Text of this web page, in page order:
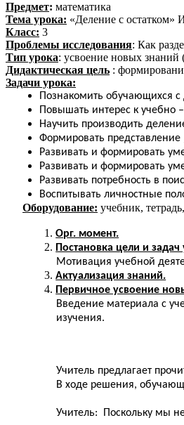
Предмет: математика
Тема урока: «Деление с
Класс: 3
Проблемы исследования: Как
Тип урока: усвоение новых знаний
Дидактическая цель :
Задачи урока:
Познакомить обучающихся с
Повышать интерес к учебно
Научить производить
Формировать
Развивать и формировать
Развивать и формировать
Развивать потребность в
Воспитывать личностные
Оборудование: учебник,
Орг. момент.
Постановка цели и задач
Мотивация учебной
Актуализация знаний.
Первичное усвоение
Введение материала с
изучения.
Учитель предлагает
В ходе решения,
Учитель: Поскольку мы